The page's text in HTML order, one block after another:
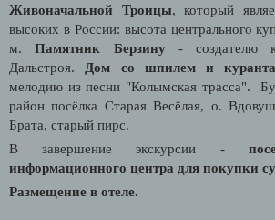
Живоначальной Троицы, который
высоких в России: высота центрального
м.Памятник Берзину- создателю
Дальстроя.
Дом со шпилем и
мелодию из песни "Колымская трасса".
район посёлка Старая Весёлая, о.
Брата, старый пирс.
В завершение экскурсии -
информационного центра для покупки
Размещение в отеле.